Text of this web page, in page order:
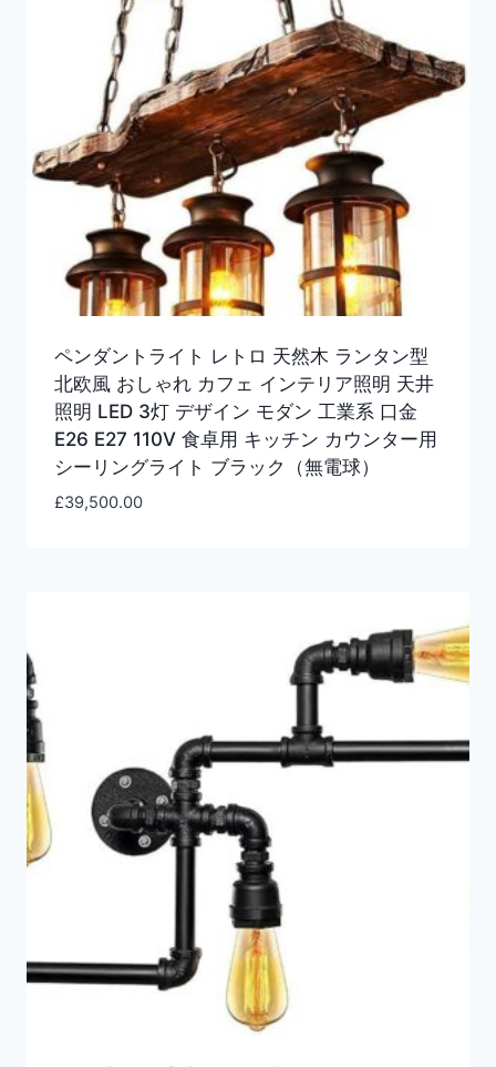
ペンダントライト レトロ 天然木 ランタン型
北欧風 おしゃれ カフェ インテリア照明 天井
照明 LED 3灯 デザイン モダン 工業系 口金
E26 E27 110V 食卓用 キッチン カウンター用
シーリングライト ブラック（無電球）
£39,500.00